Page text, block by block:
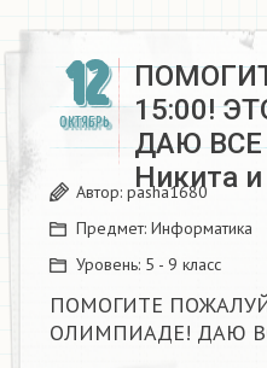
12
ОКТЯБРЬ
15:00!
ДАЮ
Никита
Автор: pasha1680
Предмет: Информатика
Уровень: 5 - 9 класс
ПОМОГИТЕ
ОЛИМПИАДЕ! ДАЮ